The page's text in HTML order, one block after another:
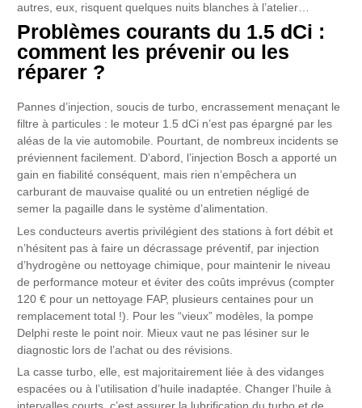
autres, eux, risquent quelques nuits blanches à l’atelier…
Problèmes courants du 1.5 dCi :
comment les prévenir ou les
réparer ?
Pannes d’injection, soucis de turbo, encrassement menaçant le
filtre à particules : le moteur 1.5 dCi n’est pas épargné par les
aléas de la vie automobile. Pourtant, de nombreux incidents se
préviennent facilement. D’abord, l’injection Bosch a apporté un
gain en fiabilité conséquent, mais rien n’empêchera un
carburant de mauvaise qualité ou un entretien négligé de
semer la pagaille dans le système d’alimentation.
Les conducteurs avertis privilégient des stations à fort débit et
n’hésitent pas à faire un décrassage préventif, par injection
d’hydrogène ou nettoyage chimique, pour maintenir le niveau
de performance moteur et éviter des coûts imprévus (compter
120 € pour un nettoyage FAP, plusieurs centaines pour un
remplacement total !). Pour les “vieux” modèles, la pompe
Delphi reste le point noir. Mieux vaut ne pas lésiner sur le
diagnostic lors de l’achat ou des révisions.
La casse turbo, elle, est majoritairement liée à des vidanges
espacées ou à l’utilisation d’huile inadaptée. Changer l’huile à